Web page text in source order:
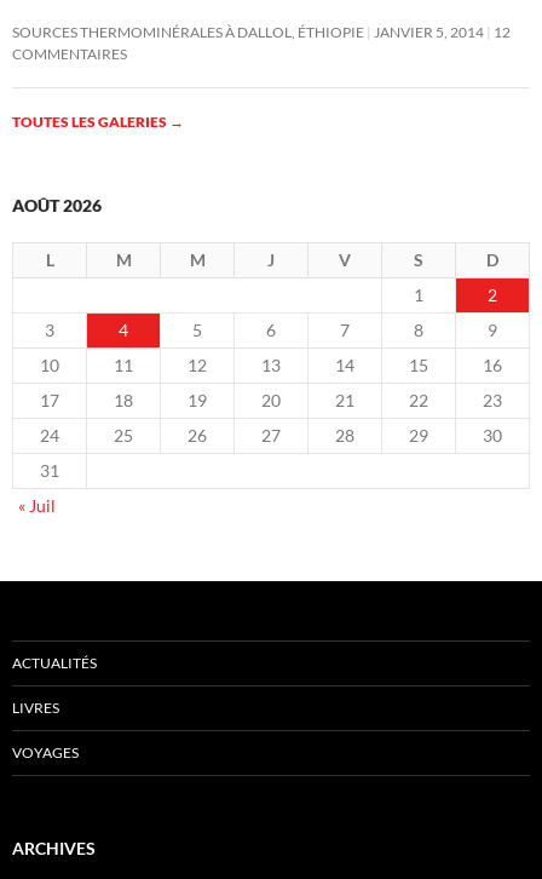
SOURCES THERMOMINÉRALES À DALLOL, ÉTHIOPIE JANVIER 5, 2014 12
COMMENTAIRES
TOUTES LES GALERIES →
AOÛT 2026
L M M J V S
D
1
2
3
4 5 6 7 8
9
10
11 12 13 14 15
16
17
18 19 20 21 22
23
24
25 26 27 28 29
30
31
« Juil
ACTUALITÉS
LIVRES
VOYAGES
ARCHIVES